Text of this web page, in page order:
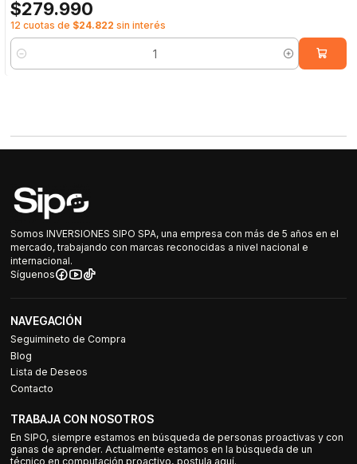
$279.990
12 cuotas de $24.822 sin interés
Cantidad
Somos INVERSIONES SIPO SPA, una empresa con más de 5 años en el
mercado, trabajando con marcas reconocidas a nivel nacional e
internacional.
Síguenos
NAVEGACIÓN
Seguimineto de Compra
Blog
Lista de Deseos
Contacto
TRABAJA CON NOSOTROS
En SIPO, siempre estamos en búsqueda de personas proactivas y con
ganas de aprender. Actualmente estamos en la búsqueda de un
técnico en computación proactivo, postula aquí.